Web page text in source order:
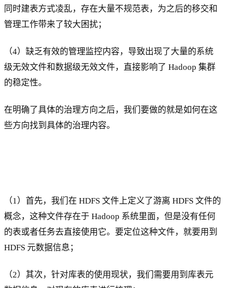
同时建表方式凌乱，存在大量不规范表，为之后的移交和
管理工作带来了较大困扰；
（4）缺乏有效的管理监控内容，导致出现了大量的系统
级无效文件和数据级无效文件，直接影响了 Hadoop 集群
的稳定性。
在明确了具体的治理方向之后，我们要做的就是如何在这
些方向找到具体的治理内容。
（1）首先，我们在 HDFS 文件上定义了游离 HDFS 文件的
概念，这种文件存在于 Hadoop 系统里面，但是没有任何
的表或者任务去直接使用它。要定位这种文件，就要用到
HDFS 元数据信息；
（2）其次，针对库表的使用现状，我们需要用到库表元